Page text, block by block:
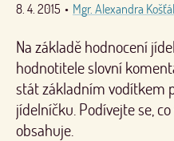
8. 4. 2015 • Mgr. Alexandra
Na základě hodnocení
hodnotitele slovní
stát základním vodítkem
jídelníčku. Podívejte se,
obsahuje.